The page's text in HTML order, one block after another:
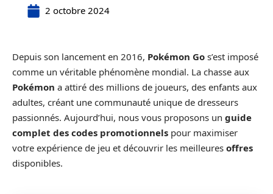
2 octobre 2024
Depuis son lancement en 2016, Pokémon Go s’est imposé
comme un véritable phénomène mondial. La chasse aux
Pokémon a attiré des millions de joueurs, des enfants aux
adultes, créant une communauté unique de dresseurs
passionnés. Aujourd’hui, nous vous proposons un guide
complet des codes promotionnels pour maximiser
votre expérience de jeu et découvrir les meilleures offres
disponibles.